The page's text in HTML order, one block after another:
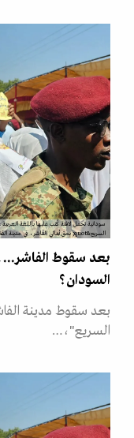
السريع&quot; بحق أهالي الفاشر، في مدينة القضارف شرقي السودان، في 6 نوفمبر 2025
بعد سقوط الفاشر...
السودان؟
بعد سقوط مدينة
السريع"،…